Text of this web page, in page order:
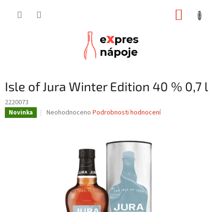
Isle of Jura Winter Edition 40 % 0,7 l
2220073
Novinka
Průměrné
hvězdiček.
Neohodnoceno Podrobnosti hodnocení